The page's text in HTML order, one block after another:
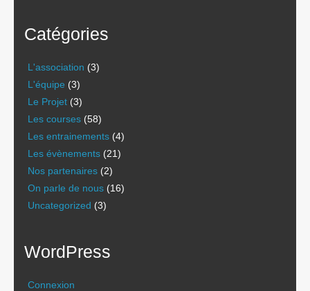
Catégories
L'association (3)
L'équipe (3)
Le Projet (3)
Les courses (58)
Les entrainements (4)
Les évènements (21)
Nos partenaires (2)
On parle de nous (16)
Uncategorized (3)
WordPress
Connexion